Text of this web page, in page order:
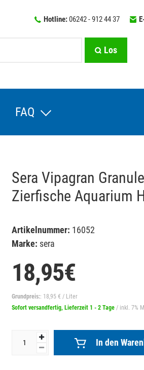
Hotline:06242 - 912 44 37
Los
FAQ
Sera Vipagran
Zierfische Aquarium
Artikelnummer: 16052
Marke: sera
18,95€
Grundpreis:: 18,95 € / Liter
Sofort versandfertig, Lieferzeit 1 - 2 Tage/ inkl. 7%
In den